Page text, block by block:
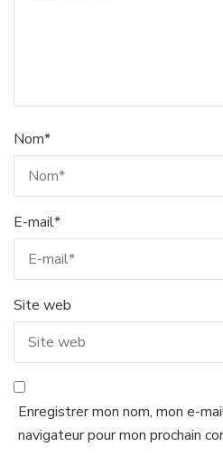
Nom*
E-mail*
Site web
Enregistrer mon nom, mon e-
navigateur pour mon prochain